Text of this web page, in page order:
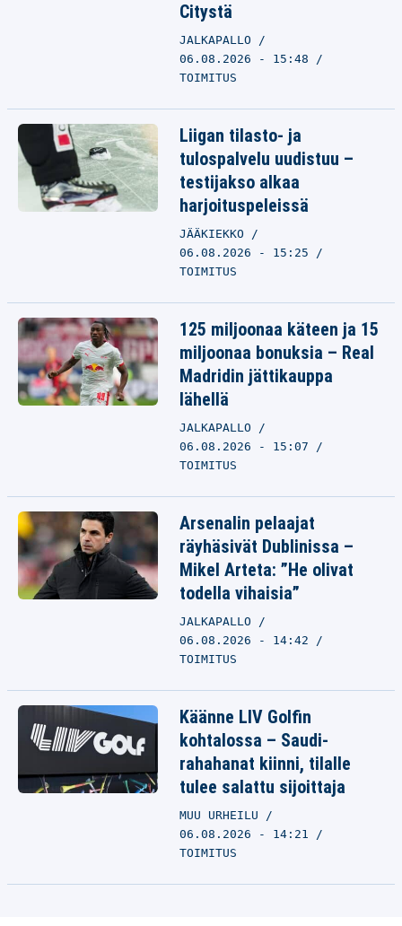
Citystä
JALKAPALLO
06.08.2026 - 15:48
TOIMITUS
Liigan tilasto- ja
tulospalvelu uudistuu –
testijakso alkaa
harjoituspeleissä
JÄÄKIEKKO
06.08.2026 - 15:25
TOIMITUS
125 miljoonaa käteen ja 15
miljoonaa bonuksia – Real
Madridin jättikauppa
lähellä
JALKAPALLO
06.08.2026 - 15:07
TOIMITUS
Arsenalin pelaajat
räyhäsivät Dublinissa –
Mikel Arteta: ”He olivat
todella vihaisia”
JALKAPALLO
06.08.2026 - 14:42
TOIMITUS
Käänne LIV Golfin
kohtalossa – Saudi-
rahahanat kiinni, tilalle
tulee salattu sijoittaja
MUU URHEILU
06.08.2026 - 14:21
TOIMITUS